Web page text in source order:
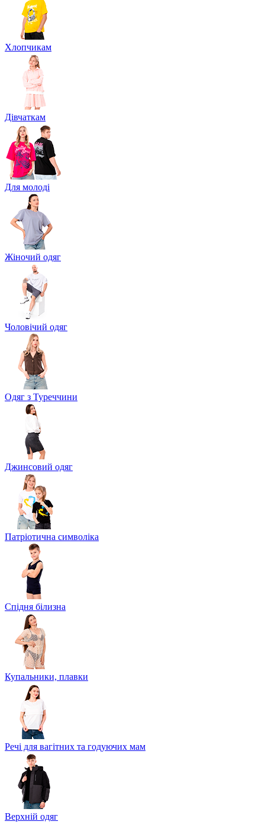
Хлопчикам
Дівчаткам
Для молоді
Жіночий одяг
Чоловічий одяг
Одяг з Туреччини
Джинсовий одяг
Патріотична символіка
Спідня білизна
Купальники, плавки
Речі для вагітних та годуючих мам
Верхній одяг